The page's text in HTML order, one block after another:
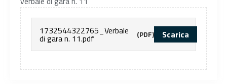
1732544322765_Verbale
di gara n. 11.pdf (PDF) Scarica